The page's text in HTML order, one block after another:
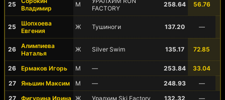
25
Владимир
М
FACTORY
258.64 56.76
25
Шопхоева
Евгения
Ж Тушиноги 137.20 —
26
Алимпиева
Наталья
Ж Silver Swim 135.17 72.85
26 Ермаков Игорь М — 253.84 33.04
27
Яньшин Максим М — 248.93 —
27
Фигурина Ирина Ж Уралхим Ski Factory 132.32 —